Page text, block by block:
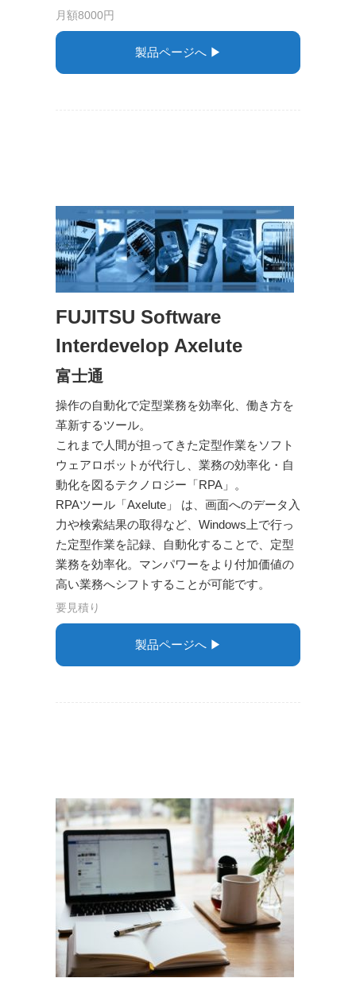
月額8000円
製品ページへ ▶︎
FUJITSU Software
Interdevelop Axelute
富士通
操作の自動化で定型業務を効率化、働き方を
革新するツール。
これまで人間が担ってきた定型作業をソフト
ウェアロボットが代行し、業務の効率化・自
動化を図るテクノロジー「RPA」。
RPAツール「Axelute」 は、画面へのデータ入
力や検索結果の取得など、Windows上で行っ
た定型作業を記録、自動化することで、定型
業務を効率化。マンパワーをより付加価値の
高い業務へシフトすることが可能です。
要見積り
製品ページへ ▶︎